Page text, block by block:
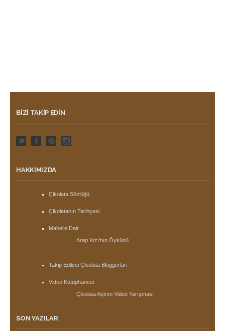
BIZI TAKIP EDIN
HAKKIMIZDA
Çikolata Sözlüğü
Çikolatanın Tarihçesi
Mabel’e Dair
Arap Kızı’nın Öyküsü
Takip Edilesi Çikolata Bloggerları
Video Kütüphanesi
Çikolata Aşkım Video Yarışması
SON YAZILAR